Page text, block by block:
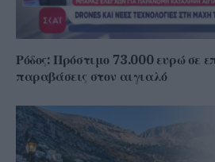
Ρόδος: Πρόστιμο 73.000 ευρώ σε
παραβάσεις στον αιγιαλό